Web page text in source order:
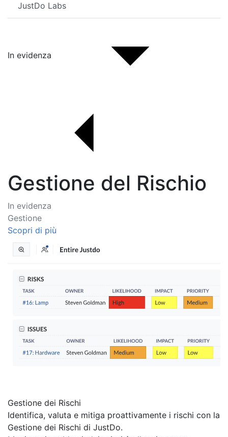
JustDo Labs
In evidenza
Gestione del Rischio
In evidenza
Gestione
Scopri di più
Gestione dei Rischi
Identifica, valuta e mitiga proattivamente i rischi con la
Gestione dei Rischi di JustDo.